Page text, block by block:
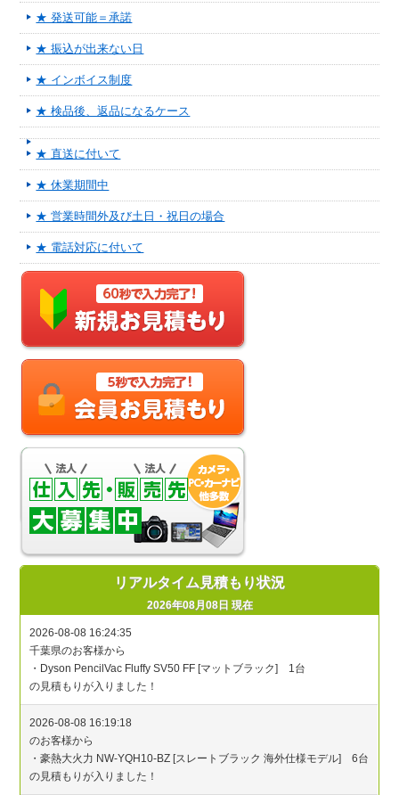
★ 発送可能＝承諾
★ 振込が出来ない日
★ インボイス制度
★ 検品後、返品になるケース
★ 直送に付いて
★ 休業期間中
★ 営業時間外及び土日・祝日の場合
★ 電話対応に付いて
リアルタイム見積もり状況
2026年08月08日 現在